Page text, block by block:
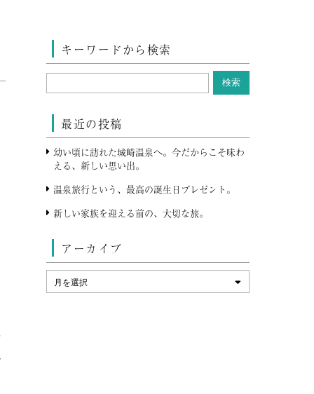
キーワードから検索
最近の投稿
幼い頃に訪れた城崎温泉へ。今だからこそ味わ
える、新しい思い出。
温泉旅行という、最高の誕生日プレゼント。
新しい家族を迎える前の、大切な旅。
アーカイブ